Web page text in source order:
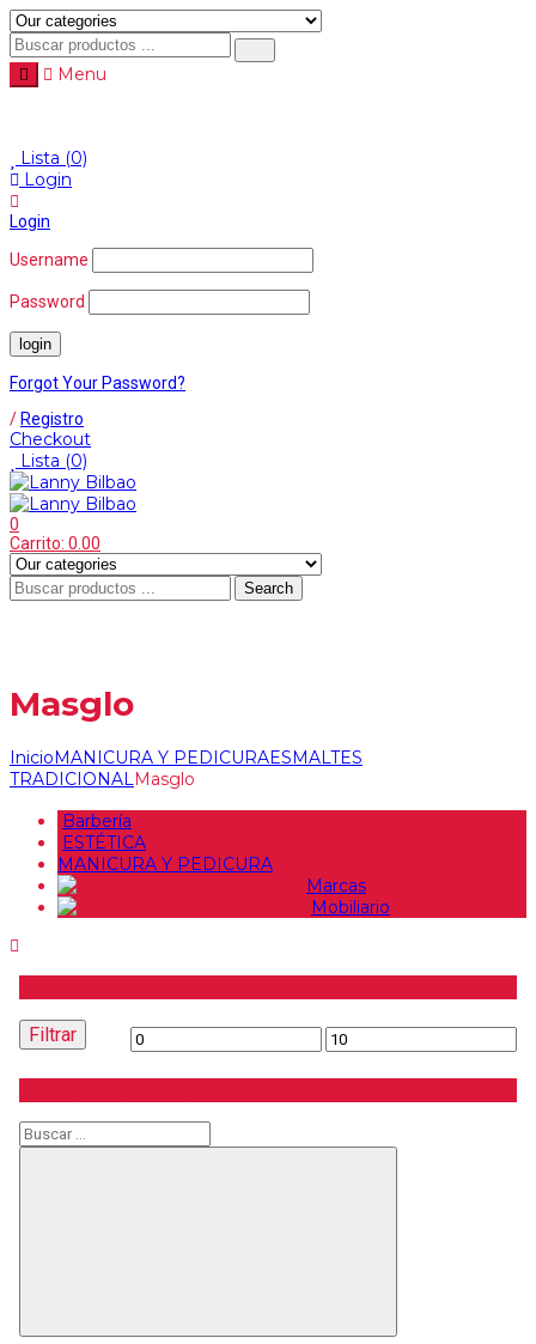
Menu
Lista (0)
Login
Login
Username
Password
Forgot Your Password?
/ Registro
Checkout
Lista (0)
0
Carrito: 0.00
Search
Masglo
InicioMANICURA Y PEDICURAESMALTES
TRADICIONAL Masglo
Barbería
ESTÉTICA
MANICURA Y PEDICURA
Marcas
Mobiliario
Precio
mínimo
Precio
máximo
Filtrar
Buscar